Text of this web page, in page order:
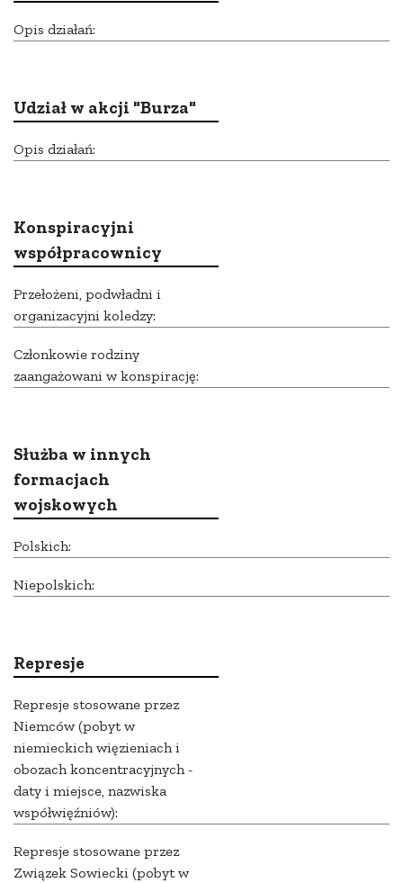
Opis działań:
Udział w akcji "Burza"
Opis działań:
Konspiracyjni
współpracownicy
Przełożeni, podwładni i
organizacyjni koledzy:
Członkowie rodziny
zaangażowani w konspirację:
Służba w innych
formacjach
wojskowych
Polskich:
Niepolskich:
Represje
Represje stosowane przez
Niemców (pobyt w
niemieckich więzieniach i
obozach koncentracyjnych -
daty i miejsce, nazwiska
współwięźniów):
Represje stosowane przez
Związek Sowiecki (pobyt w